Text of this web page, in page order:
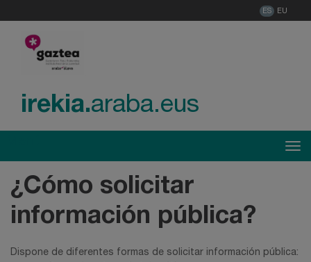
ES EU
irekia.araba.eus
¿Cómo solicitar
información pública?
Dispone de diferentes formas de solicitar información pública: